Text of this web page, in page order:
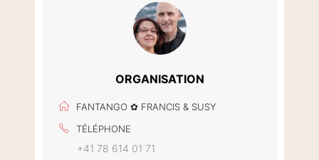
ORGANISATION
FANTANGO ✿ FRANCIS & SUSY
TÉLÉPHONE
+41 78 614 01 71